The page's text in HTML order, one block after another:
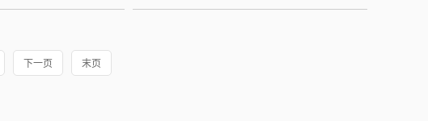
下一页 末页